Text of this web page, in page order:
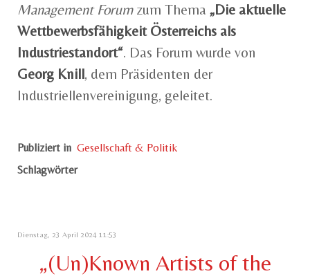
Management Forumzum Thema „Die aktuelle
Wettbewerbsfähigkeit Österreichs als
Industriestandort“. Das Forum wurde von
Georg Knill, dem Präsidenten der
Industriellenvereinigung, geleitet.
Publiziert in Gesellschaft & Politik
Schlagwörter
Dienstag, 23 April 2024 11:53
„(Un)Known Artists of the